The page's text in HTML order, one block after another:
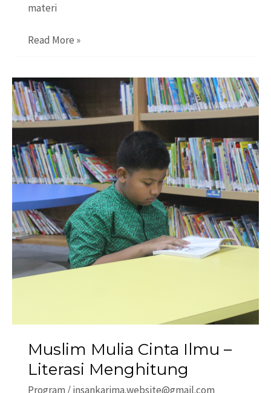
materi
Cermin
Read More »
Muslim Mulia Cinta Ilmu –
Literasi Menghitung
Program /insankarima.website@gmail.com